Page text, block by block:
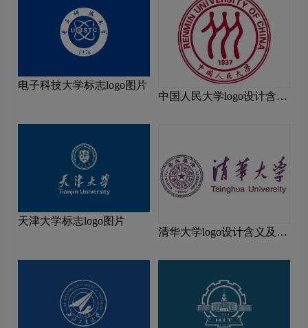
电子科技大学标志logo图片
中国人民大学logo设计含义
天津大学标志logo图片
清华大学logo设计含义及设